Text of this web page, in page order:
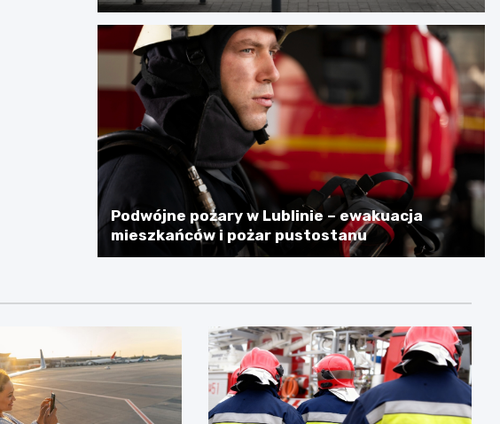
Podwójne pożary w Lublinie – ewakuacja
mieszkańców i pożar pustostanu